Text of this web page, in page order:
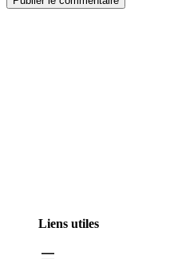
Liens utiles